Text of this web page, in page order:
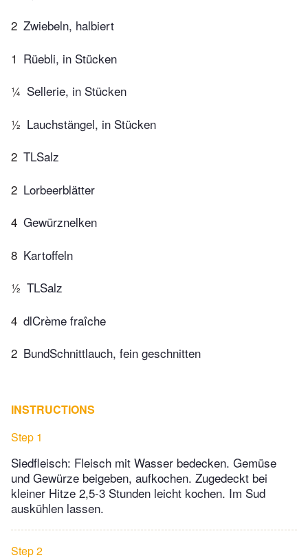
2 Zwiebeln, halbiert
1 Rüebli, in Stücken
¼ Sellerie, in Stücken
½ Lauchstängel, in Stücken
2 TLSalz
2 Lorbeerblätter
4 Gewürznelken
8 Kartoffeln
½ TLSalz
4 dlCrème fraîche
2 BundSchnittlauch, fein geschnitten
INSTRUCTIONS
Step 1
Siedfleisch: Fleisch mit Wasser bedecken. Gemüse
und Gewürze beigeben, aufkochen. Zugedeckt bei
kleiner Hitze 2,5-3 Stunden leicht kochen. Im Sud
auskühlen lassen.
Step 2